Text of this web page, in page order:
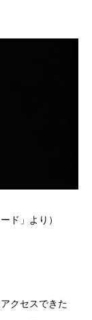
ド」より）
クセスできた